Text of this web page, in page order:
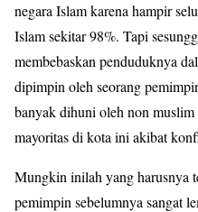
negara Islam karena hampir
Islam sekitar 98%. Tapi
membebaskan penduduknya
dipimpin oleh seorang
banyak dihuni oleh non
mayoritas di kota ini akibat
Mungkin inilah yang harusnya
pemimpin sebelumnya sangat